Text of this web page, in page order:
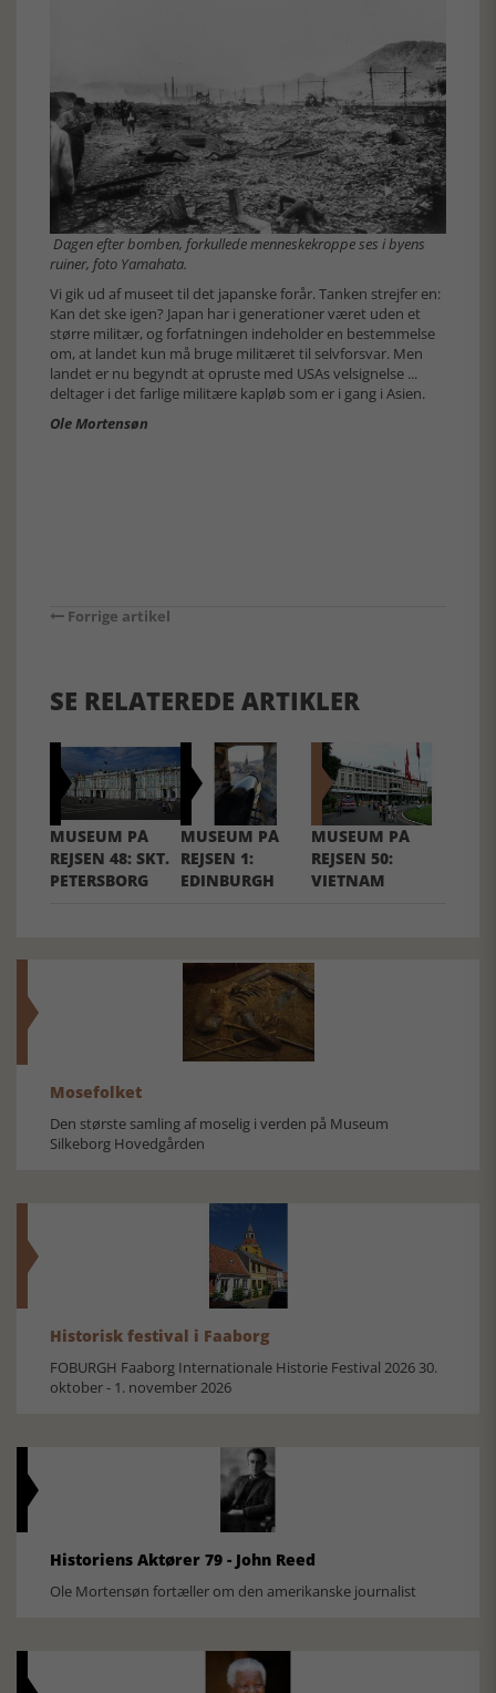
Dagen efter bomben, forkullede menneskekroppe ses i byens
ruiner, foto Yamahata.
Vi gik ud af museet til det japanske forår. Tanken strejfer en:
Kan det ske igen? Japan har i generationer været uden et
større militær, og forfatningen indeholder en bestemmelse
om, at landet kun må bruge militæret til selvforsvar. Men
landet er nu begyndt at opruste med USAs velsignelse ...
deltager i det farlige militære kapløb som er i gang i Asien.
Ole Mortensøn
Forrige artikel
SE RELATEREDE ARTIKLER
MUSEUM PÅ
REJSEN 48: SKT.
PETERSBORG
MUSEUM PÅ
REJSEN 1:
EDINBURGH
MUSEUM PÅ
REJSEN 50:
VIETNAM
Mosefolket
Den største samling af moselig i verden på Museum
Silkeborg Hovedgården
Historisk festival i Faaborg
FOBURGH Faaborg Internationale Historie Festival 2026 30.
oktober - 1. november 2026
Historiens Aktører 79 - John Reed
Ole Mortensøn fortæller om den amerikanske journalist